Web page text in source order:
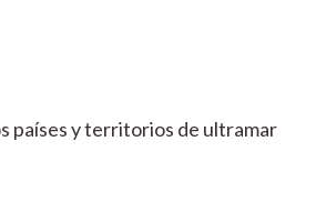
países y territorios de ultramar